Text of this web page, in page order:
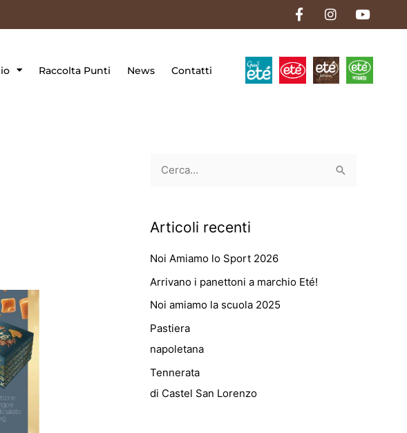
F
a
c
b
o
o
I
n
s
a
g
r
Y
o
u
u
b
e
Raccolta Punti News Contatti
c
a
Articoli recenti
Noi Amiamo lo Sport 2026
Arrivano i panettoni a marchio Eté!
Noi amiamo la scuola 2025
Pastiera
napoletana
Tennerata
di Castel San Lorenzo